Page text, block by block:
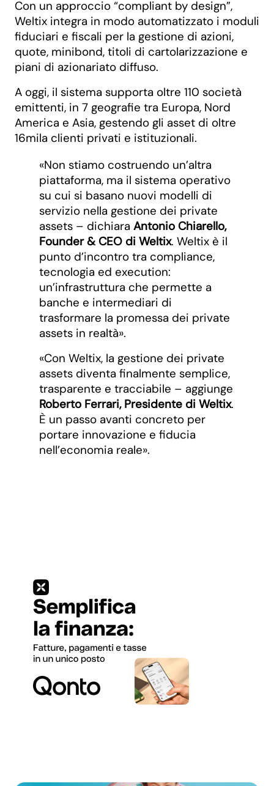
Con un approccio “compliant by design”,
Weltix integra in modo automatizzato i moduli
fiduciari e fiscali per la gestione di azioni,
quote, minibond, titoli di cartolarizzazione e
piani di azionariato diffuso.
A oggi, il sistema supporta oltre 110 società
emittenti, in 7 geografie tra Europa, Nord
America e Asia, gestendo gli asset di oltre
16mila clienti privati e istituzionali.
«Non stiamo costruendo un’altra
piattaforma, ma il sistema operativo
su cui si basano nuovi modelli di
servizio nella gestione dei private
assets – dichiara Antonio Chiarello,
Founder & CEO di Weltix. Weltix è il
punto d’incontro tra compliance,
tecnologia ed execution:
un’infrastruttura che permette a
banche e intermediari di
trasformare la promessa dei private
assets in realtà».
«Con Weltix, la gestione dei private
assets diventa finalmente semplice,
trasparente e tracciabile – aggiunge
Roberto Ferrari, Presidente di Weltix.
È un passo avanti concreto per
portare innovazione e fiducia
nell’economia reale».